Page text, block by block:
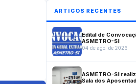
ARTIGOS RECENTES
Edital de
ASMETRO-SI
04 de ago. de 2026
ASMETRO-SI
Sala dos